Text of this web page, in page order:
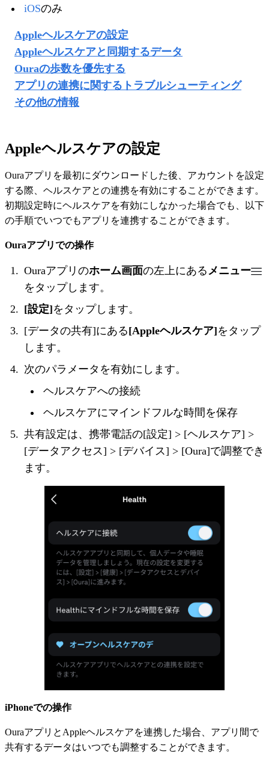
iOSのみ
Appleヘルスケアの設定
Appleヘルスケアと同期するデータ
Ouraの歩数を優先する
アプリの連携に関するトラブルシューティング
その他の情報
Appleヘルスケアの設定
Ouraアプリを最初にダウンロードした後、アカウントを設定
する際、ヘルスケアとの連携を有効にすることができます。
初期設定時にヘルスケアを有効にしなかった場合でも、以下
の手順でいつでもアプリを連携することができます。
Ouraアプリでの操作
Ouraアプリのホーム画面の左上にある メニュー
をタップします。
[設定]をタップします。
[データの共有]にある[Appleヘルスケア]をタップ
します。
次のパラメータを有効にします。
ヘルスケアへの接続
ヘルスケアにマインドフルな時間を保存
共有設定は、携帯電話の[設定] > [ヘルスケア] >
[データアクセス] > [デバイス] > [Oura]で調整でき
ます。
iPhoneでの操作
OuraアプリとAppleヘルスケアを連携した場合、アプリ間で
共有するデータはいつでも調整することができます。